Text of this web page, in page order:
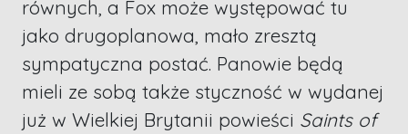
równych, a Fox może występować tu
jako drugoplanowa, mało zresztą
sympatyczna postać. Panowie będą
mieli ze sobą także styczność w wydanej
już w Wielkiej Brytanii powieści Saints of